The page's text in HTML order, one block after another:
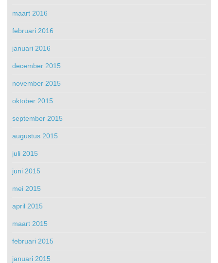
maart 2016
februari 2016
januari 2016
december 2015
november 2015
oktober 2015
september 2015
augustus 2015
juli 2015
juni 2015
mei 2015
april 2015
maart 2015
februari 2015
januari 2015